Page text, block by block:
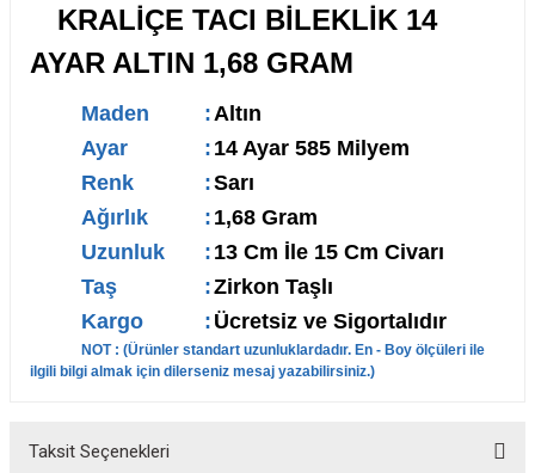
KRALİÇE TACI BİLEKLİK 14
AYAR ALTIN 1,68 GRAM
Maden :Altın
Ayar
: 14 Ayar 585 Milyem
Renk
:Sarı
Ağırlık
: 1,68 Gram
Uzunluk
: 13 Cm İle 15 Cm Civarı
Taş
:Zirkon Taşlı
Kargo
: Ücretsiz ve Sigortalıdır
NOT : (Ürünler standart uzunluklardadır. En - Boy ölçüleri ile
ilgili bilgi almak için dilerseniz mesaj yazabilirsiniz.)
Taksit Seçenekleri